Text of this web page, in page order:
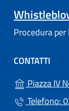
Procedura
CONTATTI
Piazza IV
Telefono: